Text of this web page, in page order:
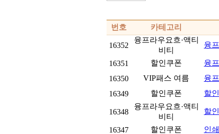
번호 카테고리
16352
융프라우요흐·액티
비티
융
16351 할인쿠폰
융
16350
VIP패스 여름
융
16349
할인쿠폰 할
16348
융프라우요흐·액티
비티
할
16347 할인쿠폰 인